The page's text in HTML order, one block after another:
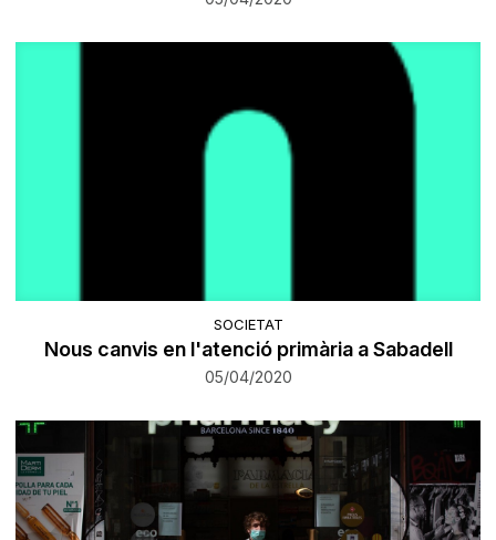
SOCIETAT
Nous canvis en l'atenció primària a Sabadell
05/04/2020